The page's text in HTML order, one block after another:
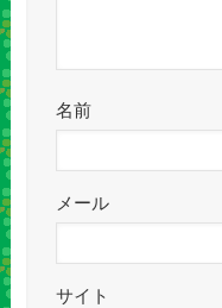
名前
メール
サイト